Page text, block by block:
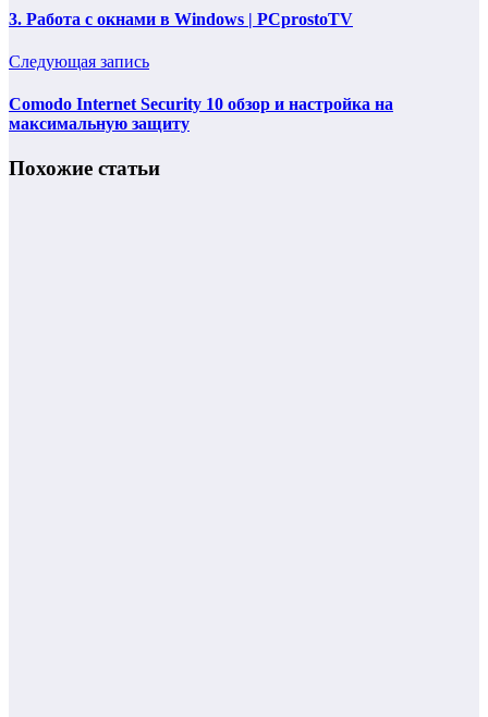
3. Работа с окнами в Windows | PCprostoTV
Следующая запись
Comodo Internet Security 10 обзор и настройка на
максимальную защиту
Похожие статьи